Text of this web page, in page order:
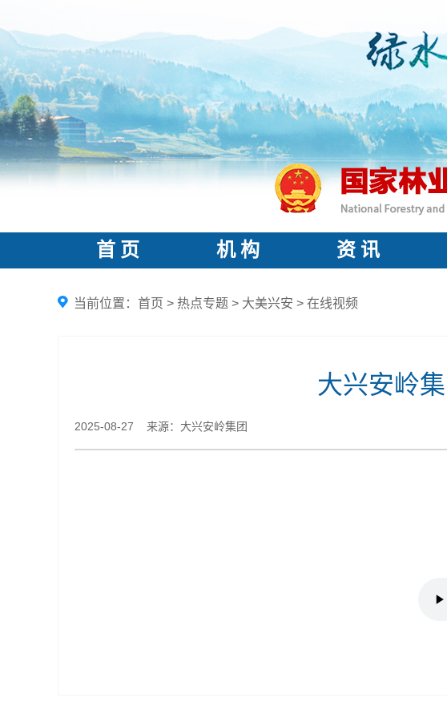
首 页 机 构 资 讯
当前位置： 首页 > 热点专题 > 大美兴安 > 在线视频
大兴安岭
2025-08-27 来源：大兴安岭集团